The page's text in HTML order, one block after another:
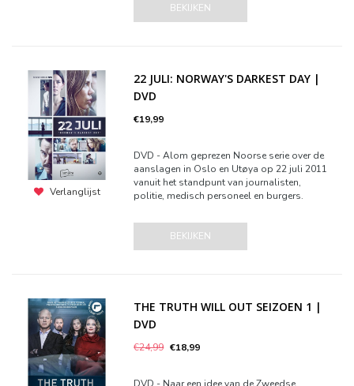
BEKIJKEN
Verlanglijst
22 JULI: NORWAY'S DARKEST DAY |
DVD
€19,99
DVD - Alom geprezen Noorse serie over de
aanslagen in Oslo en Utøya op 22 juli 2011
vanuit het standpunt van journalisten,
politie, medisch personeel en burgers.
BEKIJKEN
THE TRUTH WILL OUT SEIZOEN 1 |
DVD
€24,99 €18,99